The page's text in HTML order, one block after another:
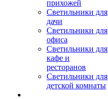
прихожей
Светильники для
дачи
Светильники для
офиса
Светильники для
кафе и
ресторанов
Светильники для
детской комнаты